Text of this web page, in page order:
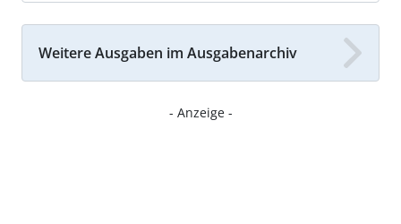
Weitere Ausgaben im Ausgabenarchiv
- Anzeige -